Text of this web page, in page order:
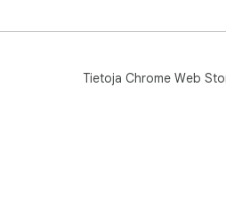
Tietoja Chrome Web